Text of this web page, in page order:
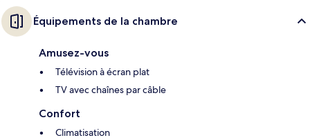
Équipements de la chambre
Amusez-vous
Télévision à écran plat
TV avec chaînes par câble
Confort
Climatisation